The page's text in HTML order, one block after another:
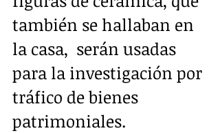
también se hallaban en
la casa,  serán usadas
para la investigación por
tráfico de bienes
patrimoniales.